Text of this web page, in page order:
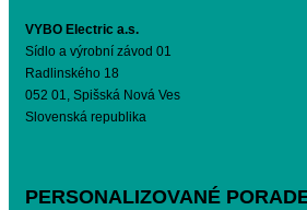
VYBO Electric a.s.
Sídlo a výrobní závod 01
Radlinského 18
052 01, Spišská Nová Ves
Slovenská republika
PERSONALIZOVANÉ